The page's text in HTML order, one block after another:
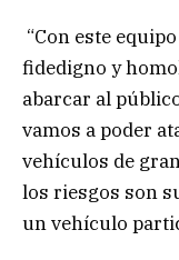
“Con este
fidedigno y
abarcar al
vamos a poder
vehículos de
los riesgos son
un vehículo